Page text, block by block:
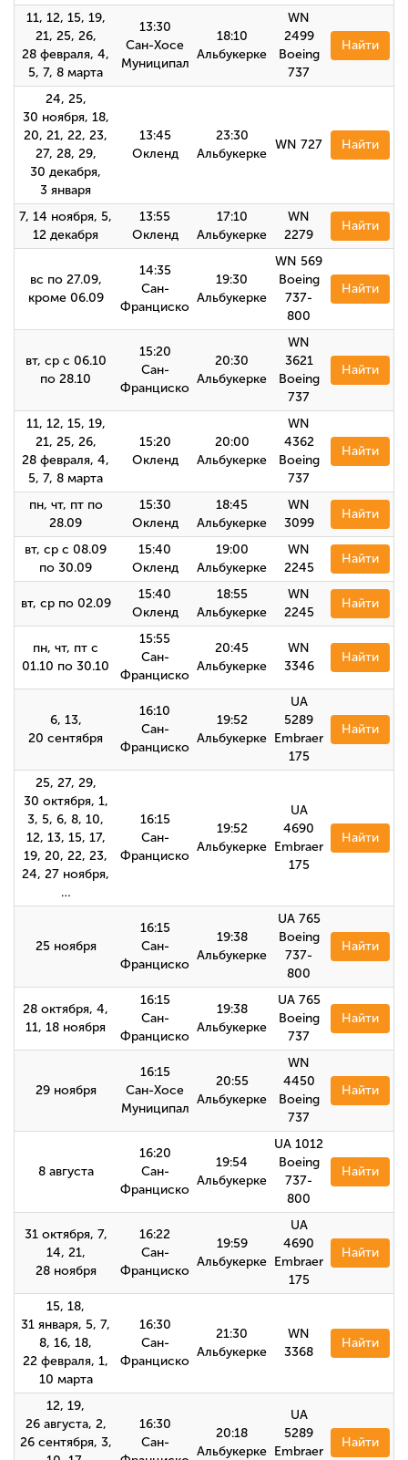
11, 12, 15, 19,
21, 25, 26,
28 февраля, 4,
5, 7, 8 марта
13:30
Сан-Хосе
Муниципал
18:10
Альбукерке
WN
2499
Boeing
737
Найти
24, 25,
30 ноября, 18,
20, 21, 22, 23,
27, 28, 29,
30 декабря,
3 января
13:45
Окленд
23:30
Альбукерке
WN 727 Найти
7, 14 ноября, 5,
12 декабря
13:55
Окленд
17:10
Альбукерке
WN
2279
Найти
вс по 27.09,
кроме 06.09
14:35
Сан-
Франциско
19:30
Альбукерке
WN 569
Boeing
737-
800
Найти
вт, ср с 06.10
по 28.10
15:20
Сан-
Франциско
20:30
Альбукерке
WN
3621
Boeing
737
Найти
11, 12, 15, 19,
21, 25, 26,
28 февраля, 4,
5, 7, 8 марта
15:20
Окленд
20:00
Альбукерке
WN
4362
Boeing
737
Найти
пн, чт, пт по
28.09
15:30
Окленд
18:45
Альбукерке
WN
3099
Найти
вт, ср с 08.09
по 30.09
15:40
Окленд
19:00
Альбукерке
WN
2245
Найти
вт, ср по 02.09
15:40
Окленд
18:55
Альбукерке
WN
2245
Найти
пн, чт, пт с
01.10 по 30.10
15:55
Сан-
Франциско
20:45
Альбукерке
WN
3346
Найти
6, 13,
20 сентября
16:10
Сан-
Франциско
19:52
Альбукерке
UA
5289
Embraer
175
Найти
25, 27, 29,
30 октября, 1,
3, 5, 6, 8, 10,
12, 13, 15, 17,
19, 20, 22, 23,
24, 27 ноября,
…
16:15
Сан-
Франциско
19:52
Альбукерке
UA
4690
Embraer
175
Найти
25 ноября
16:15
Сан-
Франциско
19:38
Альбукерке
UA 765
Boeing
737-
800
Найти
28 октября, 4,
11, 18 ноября
16:15
Сан-
Франциско
19:38
Альбукерке
UA 765
Boeing
737
Найти
29 ноября
16:15
Сан-Хосе
Муниципал
20:55
Альбукерке
WN
4450
Boeing
737
Найти
8 августа
16:20
Сан-
Франциско
19:54
Альбукерке
UA 1012
Boeing
737-
800
Найти
31 октября, 7,
14, 21,
28 ноября
16:22
Сан-
Франциско
19:59
Альбукерке
UA
4690
Embraer
175
Найти
15, 18,
31 января, 5, 7,
8, 16, 18,
22 февраля, 1,
10 марта
16:30
Сан-
Франциско
21:30
Альбукерке
WN
3368
Найти
12, 19,
26 августа, 2,
26 сентября, 3,
16:30
Сан-
20:18
Альбукерке
UA
5289
Embraer
Найти